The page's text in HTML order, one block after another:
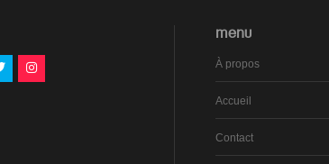
MENU
À propos
Accueil
Contact